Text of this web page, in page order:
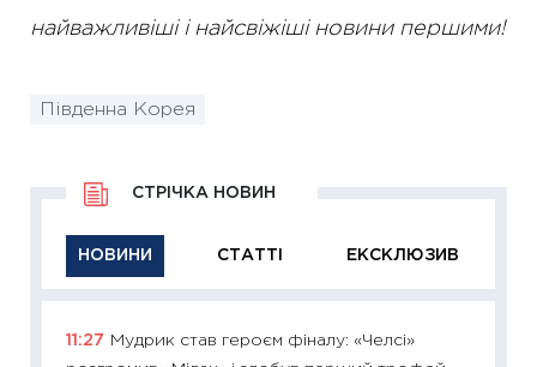
найважливіші і найсвіжіші новини першими!
Південна Корея
НОВИНИ СТАТТІ ЕКСКЛЮЗИВ
СТРІЧКА НОВИН
11:27
Мудрик став героєм фіналу: «Челсі»